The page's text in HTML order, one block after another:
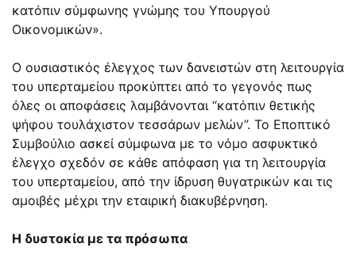
κατόπιν σύμφωνης γνώμης του Υπουργού
Οικονομικών».
Ο ουσιαστικός έλεγχος των δανειστών στη λειτουργία
του υπερταμείου προκύπτει από το γεγονός πως
όλες οι αποφάσεις λαμβάνονται “κατόπιν θετικής
ψήφου τουλάχιστον τεσσάρων μελών”. Το Εποπτικό
Συμβούλιο ασκεί σύμφωνα με το νόμο ασφυκτικό
έλεγχο σχεδόν σε κάθε απόφαση για τη λειτουργία
του υπερταμείου, από την ίδρυση θυγατρικών και τις
αμοιβές μέχρι την εταιρική διακυβέρνηση.
Η δυστοκία με τα πρόσωπα